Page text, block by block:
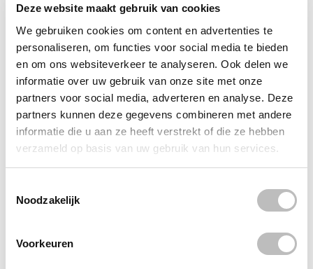
Deze website maakt gebruik van cookies
We gebruiken cookies om content en advertenties te
personaliseren, om functies voor social media te bieden
en om ons websiteverkeer te analyseren. Ook delen we
informatie over uw gebruik van onze site met onze
partners voor social media, adverteren en analyse. Deze
partners kunnen deze gegevens combineren met andere
informatie die u aan ze heeft verstrekt of die ze hebben
verzameld op basis van uw gebruik van hun services.
Noodzakelijk
Voorkeuren
Schrijf uw eigen review
of maak alstublieft een account aan.inloggenofmaak een account
aan
Algemeen
Gewicht toename van fiets
4,5 kg
Technische eigenschappen
36V
Geschikt voor meer dan 1 persoons fiets
Lichtmetaal